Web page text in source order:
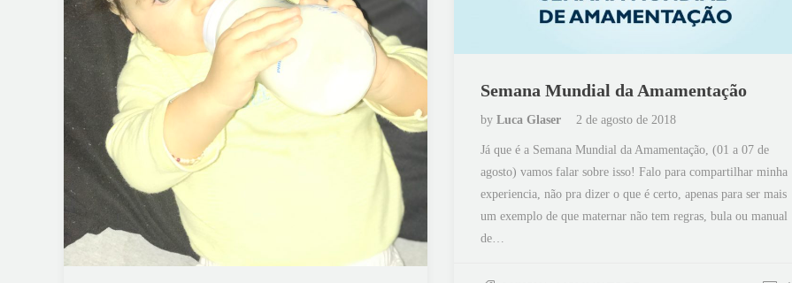
Semana Mundial da Amamentação
by Luca Glaser 2 de agosto de 2018
Já que é a Semana Mundial da Amamentação, (01 a 07 de
agosto) vamos falar sobre isso! Falo para compartilhar minha
experiencia, não pra dizer o que é certo, apenas para ser mais
um exemplo de que maternar não tem regras, bula ou manual
de…